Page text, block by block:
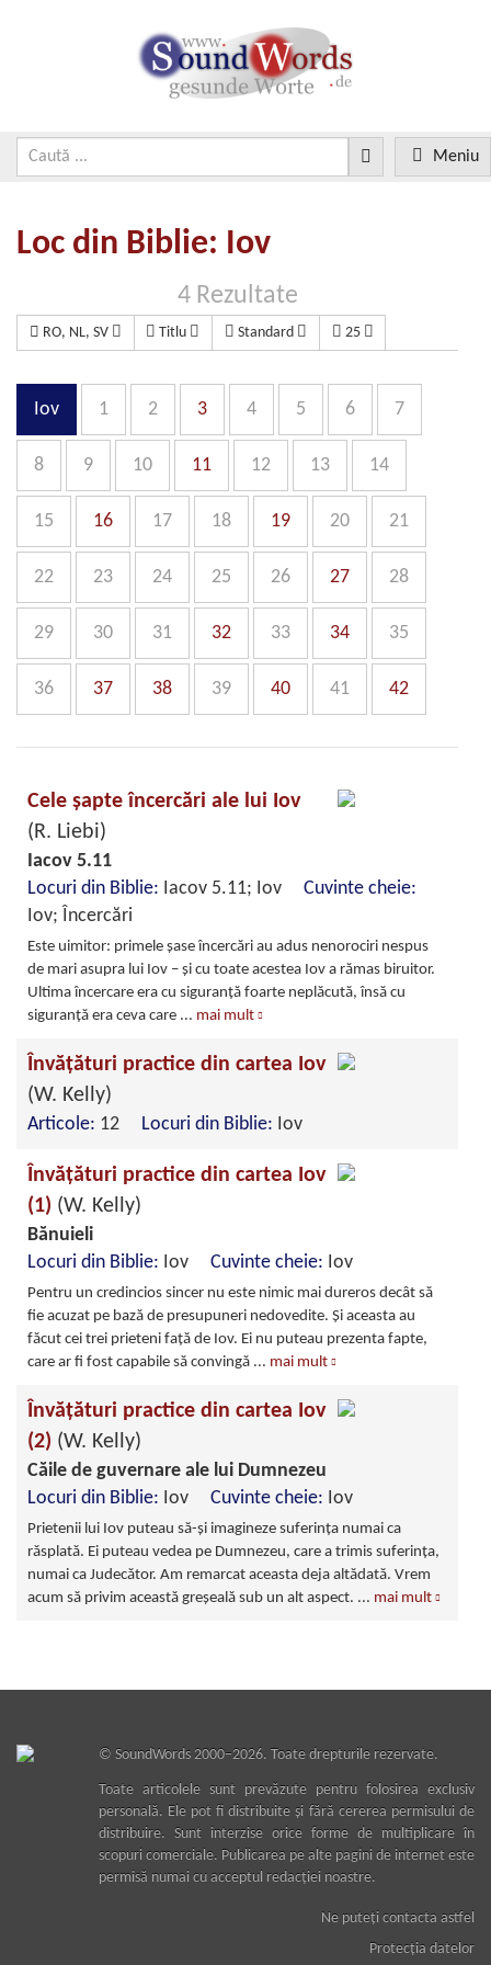
Meniu
Loc din Biblie: Iov
4 Rezultate
RO, NL, SV Titlu Standard 25
Iov 1 2 3 4 5 6 7
8 9 10 11 12 13 14
15 16 17 18 19 20 21
22 23 24 25 26 27 28
29 30 31 32 33 34 35
36 37 38 39 40 41 42
Cele şapte încercări ale lui Iov
(R. Liebi)
Iacov 5.11
Locuri din Biblie: Iacov 5.11; Iov Cuvinte cheie:
Iov; Încercări
Este uimitor: primele şase încercări au adus nenorociri nespus
de mari asupra lui Iov – şi cu toate acestea Iov a rămas biruitor.
Ultima încercare era cu siguranţă foarte neplăcută, însă cu
siguranţă era ceva care ... mai mult
Învăţături practice din cartea Iov
(W. Kelly)
Articole: 12 Locuri din Biblie: Iov
Învăţături practice din cartea Iov
(1) (W. Kelly)
Bănuieli
Locuri din Biblie: Iov Cuvinte cheie: Iov
Pentru un credincios sincer nu este nimic mai dureros decât să
fie acuzat pe bază de presupuneri nedovedite. Şi aceasta au
făcut cei trei prieteni faţă de Iov. Ei nu puteau prezenta fapte,
care ar fi fost capabile să convingă ... mai mult
Învăţături practice din cartea Iov
(2) (W. Kelly)
Căile de guvernare ale lui Dumnezeu
Locuri din Biblie: Iov Cuvinte cheie: Iov
Prietenii lui Iov puteau să-şi imagineze suferinţa numai ca
răsplată. Ei puteau vedea pe Dumnezeu, care a trimis suferinţa,
numai ca Judecător. Am remarcat aceasta deja altădată. Vrem
acum să privim această greşeală sub un alt aspect. ... mai mult
© SoundWords2000–2026. Toate drepturile rezervate.
Toate articolele sunt prevăzute pentru folosirea exclusiv
personală. Ele pot fi distribuite şi fără cererea permisului de
distribuire. Sunt interzise orice forme de multiplicare în
scopuri comerciale. Publicarea pe alte pagini de internet este
permisă numai cu acceptul redacţiei noastre.
Ne puteţi contacta astfel
Protecţia datelor